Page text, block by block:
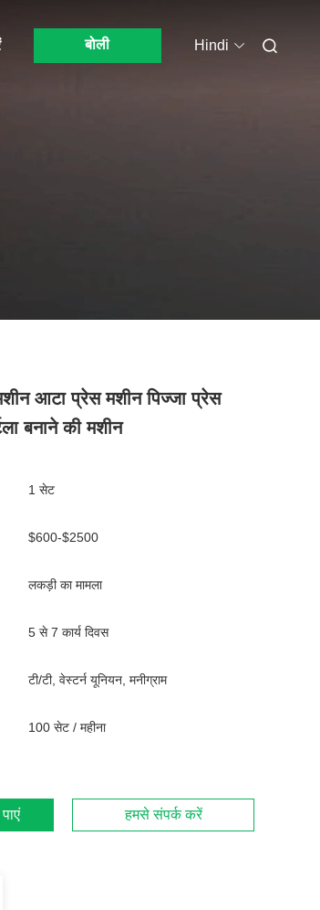
बोली Hindi
आटा प्रेस मशीन पिज्जा प्रेस
बनाने की मशीन
1 सेट
$600-$2500
लकड़ी का मामला
5 से 7 कार्य दिवस
टी/टी, वेस्टर्न यूनियन, मनीग्राम
100 सेट / महीना
हमसे संपर्क करें